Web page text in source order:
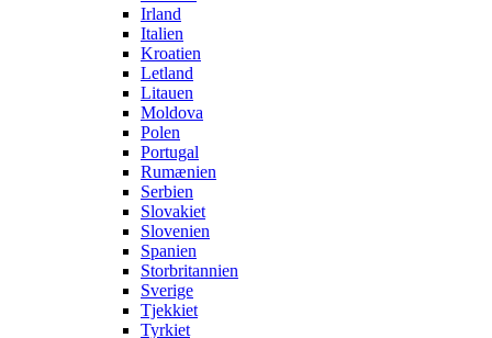
Irland
Italien
Kroatien
Letland
Litauen
Moldova
Polen
Portugal
Rumænien
Serbien
Slovakiet
Slovenien
Spanien
Storbritannien
Sverige
Tjekkiet
Tyrkiet